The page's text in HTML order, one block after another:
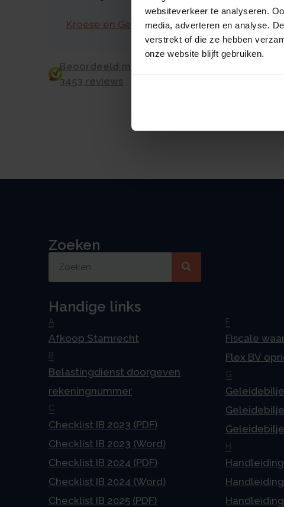
websiteverkeer te analyseren.
media, adverteren en analyse.
verstrekt of die ze hebben
onze website blijft gebruiken.
Kroese en Geraerts
Beoordeeld met een 9.0 uit 10 op basis van
3453 reviews
Zoeken
Handige links
A
Afkoop Stamrecht
B
Belastingdienst doorgeven
rekeningnummer
C
Checklist IB 2023 (PDF)
Checklist IB 2023 (Word)
Checklist IB 2024 (PDF)
Checklist IB 2024 (Word)
Checklist IB 2025 (PDF)
F
Fiscale
Flex BV
G
H